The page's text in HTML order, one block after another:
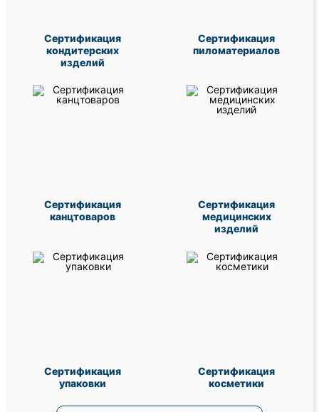
Сертификация
кондитерских
изделий
Сертификация
пиломатериалов
Сертификация
канцтоваров
Сертификация
медицинских
изделий
Сертификация
упаковки
Сертификация
косметики